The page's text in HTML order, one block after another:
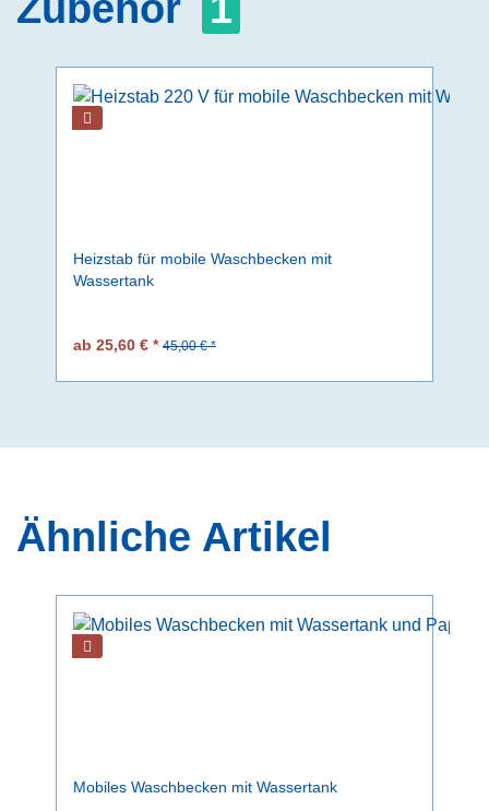
Heizstab für mobile Waschbecken mit
Wassertank
ab 25,60 € * 45,00 € *
Ähnliche Artikel
Mobiles Waschbecken mit Wassertank